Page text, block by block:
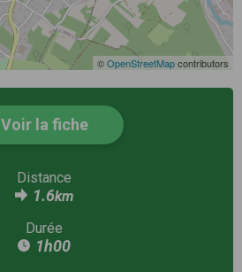
©OpenStreetMapcontributors
Voir la fiche
Distance
1.6km
Durée
1h00